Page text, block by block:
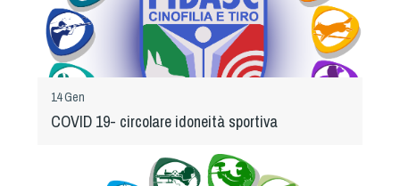
14 Gen
COVID 19- circolare idoneità sportiva
DiscDog
Dog Balance
Dog Trail
Hoopers
Nosework